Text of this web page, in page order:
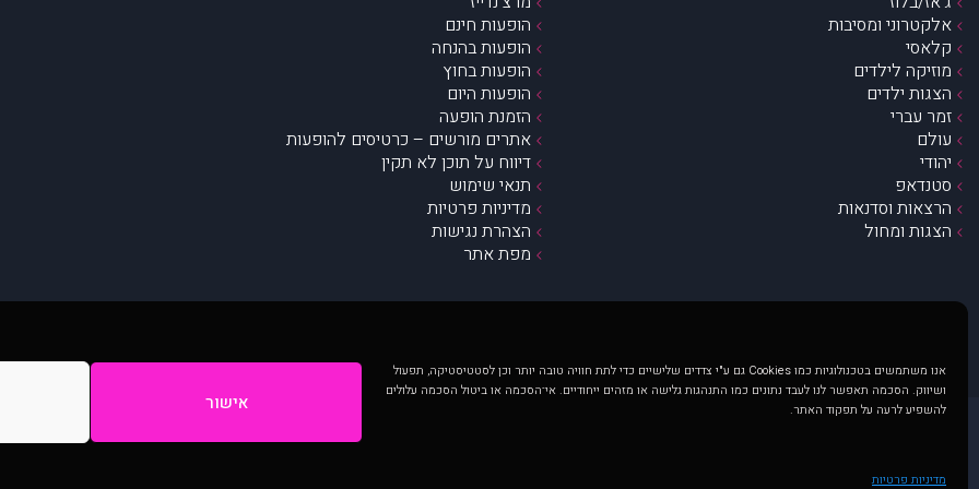
אנו משתמשים בטכנולוגיות כמו Cookies גם ע"י צדדים שלישיים כדי לתת חוויה טובה יותר וכן לסטטיסטיקה, תפעול
ושיווק. הסכמה תאפשר לנו לעבד נתונים כמו התנהגות גלישה או מזהים ייחודיים. אי־הסכמה או ביטול הסכמה עלולים
להשפיע לרעה על תפקוד האתר.
אישור
מדיניות פרטיות
אלקטרוני ומסיבות
קלאסי
מוזיקה לילדים
הצגות ילדים
זמר עברי
עולם
יהודי
סטנדאפ
הרצאות וסדנאות
הצגות ומחול
הופעות חינם
הופעות בהנחה
הופעות בחוץ
הופעות היום
הזמנת הופעה
אתרים מורשים – כרטיסים להופעות
דיווח על תוכן לא תקין
תנאי שימוש
מדיניות פרטיות
הצהרת נגישות
מפת אתר